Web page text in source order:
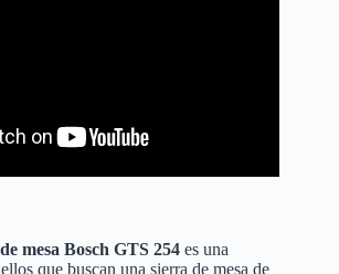
mesa Bosch GTS 254 es una
que buscan una sierra de mesa de